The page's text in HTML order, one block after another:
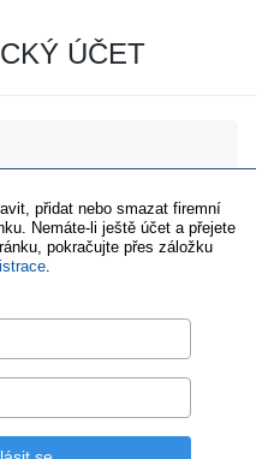
ÚČET
přidat nebo smazat firemní
Nemáte-li ještě účet a přejete
pokračujte přes záložku
.